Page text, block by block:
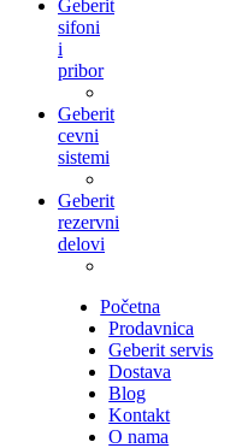
Geberit
sifoni
i
pribor
Geberit
cevni
sistemi
Geberit
rezervni
delovi
Početna
Prodavnica
Geberit servis
Dostava
Blog
Kontakt
O nama